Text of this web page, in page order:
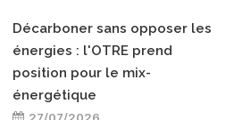
Décarboner sans opposer les
énergies : l'OTRE prend
position pour le mix-
énergétique